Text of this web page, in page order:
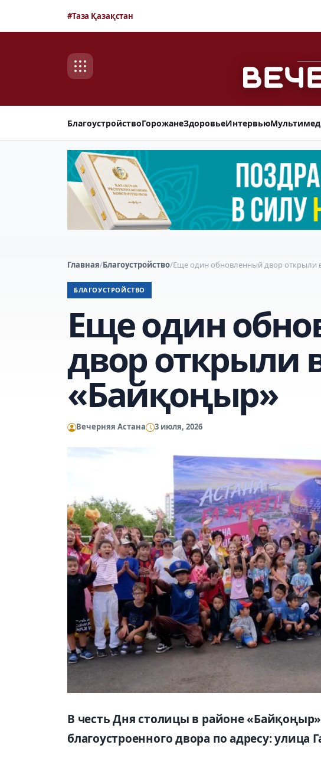
#Таза Қазақстан
БлагоустройствоГорожанеЗдоровьеИнтервью
Главная/Благоустройство/Еще один обновленный двор открыли
БЛАГОУСТРОЙСТВО
Еще один
двор открыли
«Байқоңыр»
Вечерняя Астана 3 июля, 2026
В честь Дня столицы в районе
благоустроенного двора по адресу: улица